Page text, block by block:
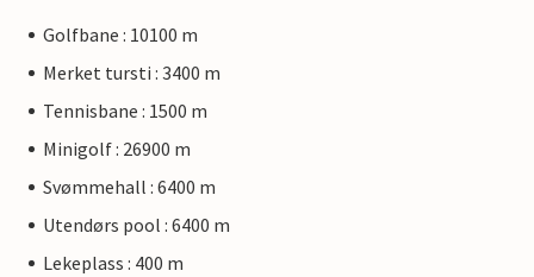
Golfbane : 10100 m
Merket tursti : 3400 m
Tennisbane : 1500 m
Minigolf : 26900 m
Svømmehall : 6400 m
Utendørs pool : 6400 m
Lekeplass : 400 m